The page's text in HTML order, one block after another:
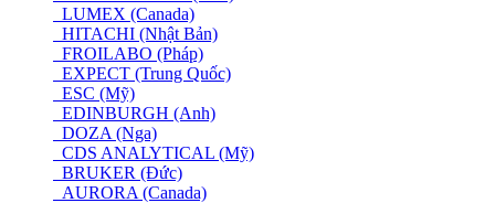
LUMEX (Canada)
HITACHI (Nhật Bản)
FROILABO (Pháp)
EXPECT (Trung Quốc)
ESC (Mỹ)
EDINBURGH (Anh)
DOZA (Nga)
CDS ANALYTICAL (Mỹ)
BRUKER (Đức)
AURORA (Canada)